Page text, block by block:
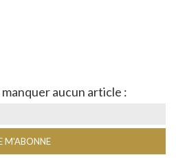
aucun article :